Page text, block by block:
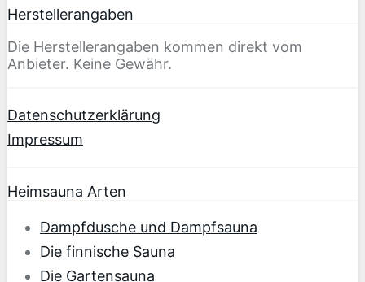
Herstellerangaben
Die Herstellerangaben kommen direkt vom
Anbieter. Keine Gewähr.
Datenschutzerklärung
Impressum
Heimsauna Arten
Dampfdusche und Dampfsauna
Die finnische Sauna
Die Gartensauna